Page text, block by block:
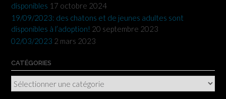
disponibles 17 octobre 2024
19/09/2023: des chatons et de jeunes adultes sont
disponibles à l’adoption! 20 septembre 2023
02/03/2023 2 mars 2023
CATÉGORIES
Catégories